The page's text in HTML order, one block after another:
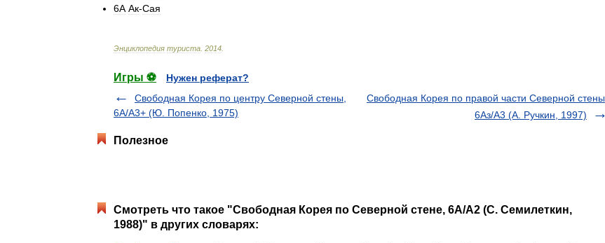
6А Ак-Сая
Энциклопедия туриста 2014
Игры ⚽
Нужен реферат?
Свободная Корея по центру Северной стены,
6А/А3+ (Ю. Попенко, 1975)
Свободная Корея по правой части Северной стены,
6Аз/А3 (А. Ручкин, 1997)
Полезное
Смотреть что такое "Свободная Корея по Северной стене, 6А/А2 (С. Семилеткин,
1988)" в других словарях: